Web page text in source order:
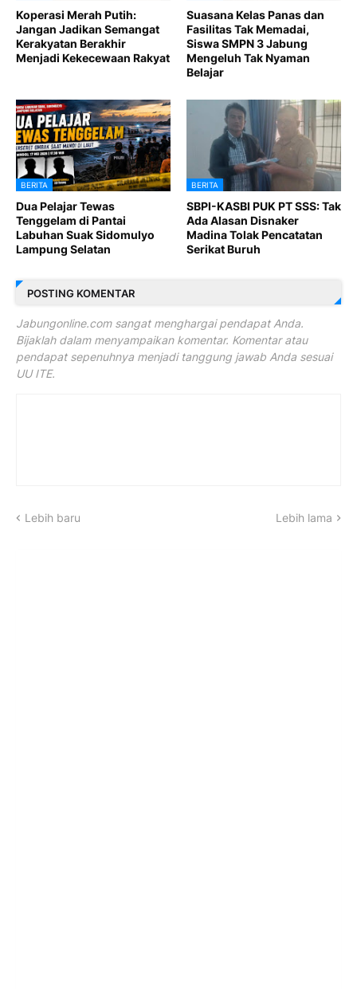
Koperasi Merah Putih:
Jangan Jadikan Semangat
Kerakyatan Berakhir
Menjadi Kekecewaan Rakyat
Suasana Kelas Panas dan
Fasilitas Tak Memadai,
Siswa SMPN 3 Jabung
Mengeluh Tak Nyaman
Belajar
BERITA
Dua Pelajar Tewas
Tenggelam di Pantai
Labuhan Suak Sidomulyo
Lampung Selatan
BERITA
SBPI-KASBI PUK PT SSS: Tak
Ada Alasan Disnaker
Madina Tolak Pencatatan
Serikat Buruh
POSTING KOMENTAR
Jabungonline.com sangat menghargai pendapat Anda.
Bijaklah dalam menyampaikan komentar. Komentar atau
pendapat sepenuhnya menjadi tanggung jawab Anda sesuai
UU ITE.
Lebih baru Lebih lama